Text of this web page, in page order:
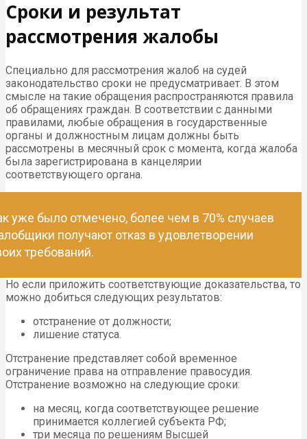
нарушения прав человека;
указать на факт дискриминации, особого
отношения к одному из участников процесса и т.д.
жаловаться на судью, законом не предусмотрен. Общее
правило гласит, что обжалованию подлежат все
действия, противоречащие или не соответствующие
требованиям закона. Помимо процессуальных норм,
следует ознакомиться с правилами следующих
нормативных актов:
Кодексом этики;
Постановлением Президиума Совета судей № 354;
31.05.2007.
Этика важная и неотъемлемая часть поведения на
судебных процессах. Если она не соблюдается, то могут
лишить права отправлять правосудие на определенный
срок или на всю жизнь.
Образец жалобы на судью
Сроки и результат
рассмотрения жалобы
Специально для рассмотрения жалоб на судей
законодательство сроки не предусматривает. В этом
смысле на такие обращения распространяются правила
об обращениях граждан. В соответствии с данными